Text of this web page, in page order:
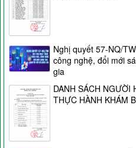
Nghị quyết 57-NQ/
công nghệ, đổi mới
gia
DANH SÁCH NGƯỜI
THỰC HÀNH KHÁM